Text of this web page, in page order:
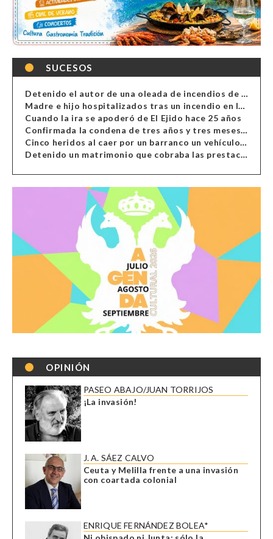
SUCESOS
Detenido el autor de una oleada de incendios de contenedores en Almería
Madre e hijo hospitalizados tras un incendio en la cocina de una vivienda en Almería
Cuando la ira se apoderó de El Ejido hace 25 años
Confirmada la condena de tres años y tres meses al hombre de Antas acusado de xenofobia
Cinco heridos al caer por un barranco un vehículo en Alcolea
Detenido un matrimonio que cobraba las prestaciones de ilegales en Almería, Granada, Málaga, Huelva y Murcia
OPINIÓN
PASEO ABAJO/JUAN TORRIJOS
¡La invasión!
J. A. SÁEZ CALVO
Ceuta y Melilla frente a una invasión
con coartada colonial
ENRIQUE FERNÁNDEZ BOLEA*